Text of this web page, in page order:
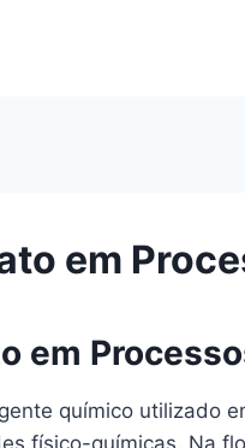
em
em
químico utilizado
físico-químicas. Na